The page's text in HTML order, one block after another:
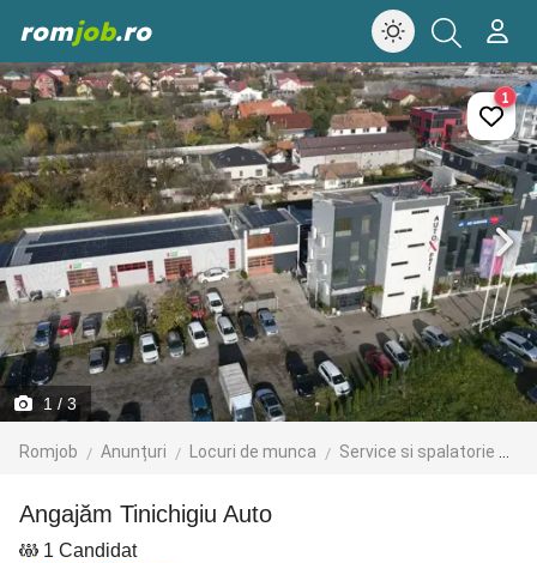
romjob.ro
1 / 3
Romjob Anunțuri Locuri de munca Service si spalatorie auto
1
Angajăm Tinichigiu Auto
1 Candidat